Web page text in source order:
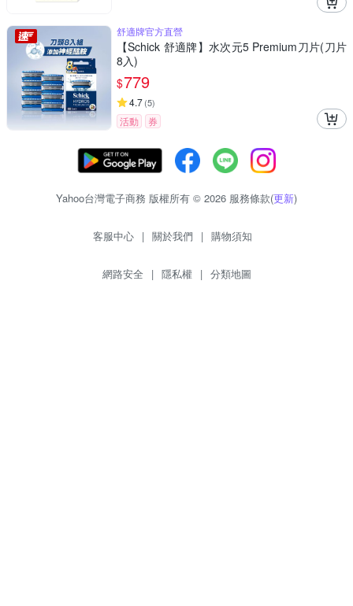
舒適牌官方直營
【Schick 舒適牌】水次元5 Premium刀片(刀片
8入)
$779
4.7(5)
活動 券
Yahoo台灣電子商務 版權所有 © 2026 服務條款(更新)
客服中心 | 關於我們 | 購物須知
網路安全 | 隱私權 | 分類地圖